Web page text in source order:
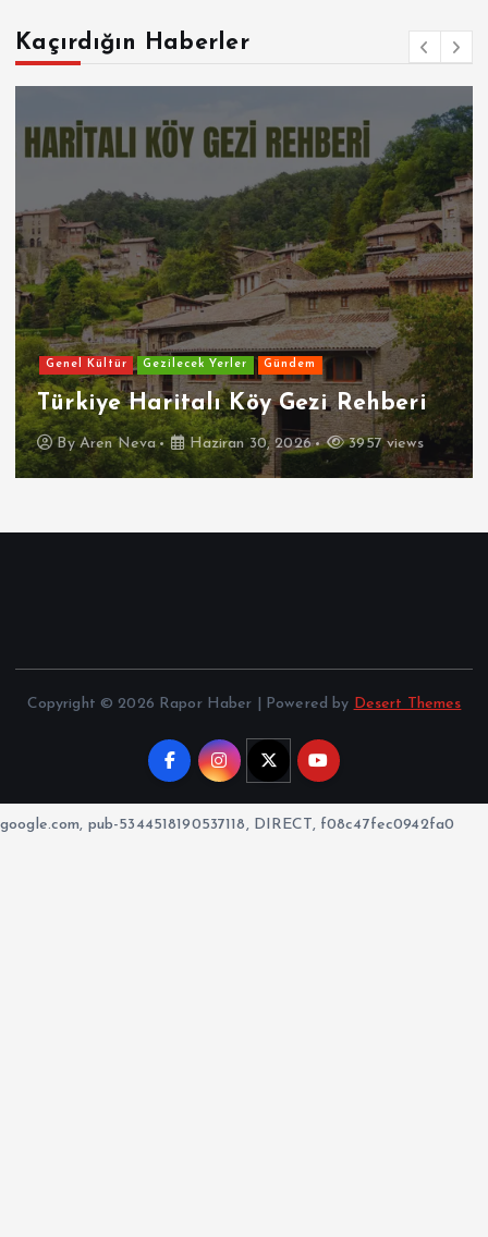
Kaçırdığın Haberler
Genel Kültür Gezilecek Yerler Gündem
Türkiye Haritalı Köy Gezi Rehberi
ByAren Neva Haziran 30, 2026 3957 views
Copyright © 2026 Rapor Haber | Powered by Desert Themes
google.com, pub-5344518190537118, DIRECT, f08c47fec0942fa0